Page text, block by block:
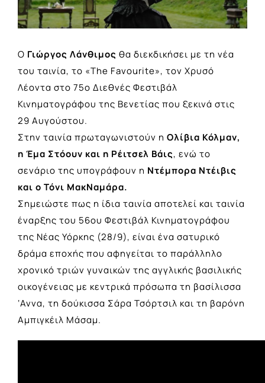
Ο Γιώργος Λάνθιμος θα διεκδικήσει με τη νέα
του ταινία, το «The Favourite», τον Χρυσό
Λέοντα στο 75ο Διεθνές Φεστιβάλ
Κινηματογράφου της Βενετίας που ξεκινά στις
29 Αυγούστου.
Στην ταινία πρωταγωνιστούν η Ολίβια Κόλμαν,
η Έμα Στόουν και η Ρέιτσελ Βάις, ενώ το
σενάριο της υπογράφουν η Ντέμπορα Ντέιβις
και ο Τόνι ΜακΝαμάρα.
Σημειώστε πως η ίδια ταινία αποτελεί και ταινία
έναρξης του 56ου Φεστιβάλ Κινηματογράφου
της Νέας Υόρκης (28/9), είναι ένα σατυρικό
δράμα εποχής που αφηγείται το παράλληλο
χρονικό τριών γυναικών της αγγλικής βασιλικής
οικογένειας με κεντρικά πρόσωπα τη βασίλισσα
‘Αννα, τη δούκισσα Σάρα Τσόρτσιλ και τη βαρόνη
Αμπιγκέιλ Μάσαμ.